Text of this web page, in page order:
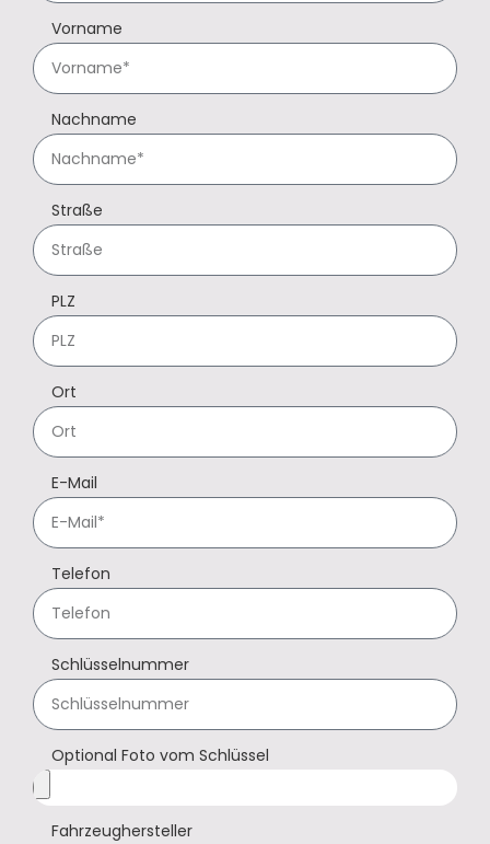
Vorname
Nachname
Straße
PLZ
Ort
E-Mail
Telefon
Schlüsselnummer
Optional Foto vom Schlüssel
Fahrzeughersteller